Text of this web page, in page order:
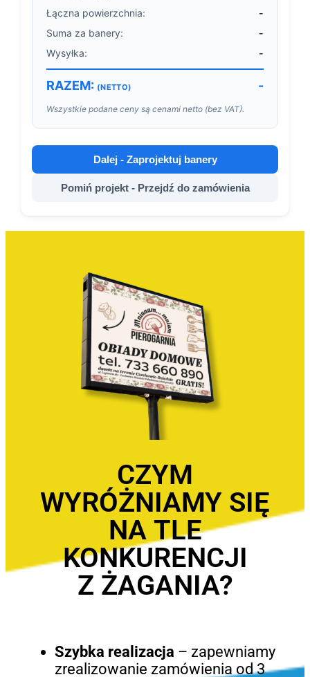
Łączna powierzchnia:
-
Suma za banery:
-
Wysyłka:
-
RAZEM: (NETTO) -
Wszystkie podane ceny są cenami netto (bez VAT).
Dalej - Zaprojektuj banery
Pomiń projekt - Przejdź do zamówienia
CZYM
WYRÓŻNIAMY SIĘ
NA TLE
KONKURENCJI
Z ŻAGANIA?
Szybka realizacja – zapewniamy
zrealizowanie zamówienia od 3